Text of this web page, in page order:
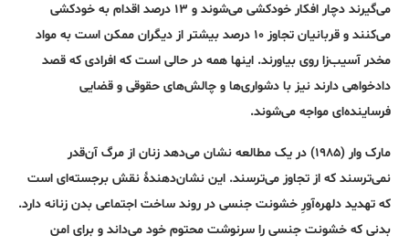
می‌گیرند دچار افکار خودکشی می‌شوند و ۱۳ درصد اقدام به خودکشی
می‌کنند و قربانیان تجاوز ۱۰ درصد بیشتر از دیگران ممکن است به مواد
مخدر آسیب‌زا روی بیاورند. اینها‌ همه در حالی است که افرادی که قصد
دادخواهی دارند نیز با دشواری‌ها و چالش‌های حقوقی و قضایی
فرساینده‌ای مواجه می‌شوند.
مارک وار (۱۹۸۵) در یک مطالعه نشان می‌دهد زنان از مرگ آن‌قدر
نمی‌ترسند که از تجاوز می‌ترسند. این نشان‌دهندۀ نقش برجسته‌ای است
که تهدید دلهره‌آورِ خشونت جنسی در روند ساخت اجتماعی بدن زنانه دارد.
بدنی که خشونت جنسی را سرنوشت محتوم خود می‌داند و برای امن‌